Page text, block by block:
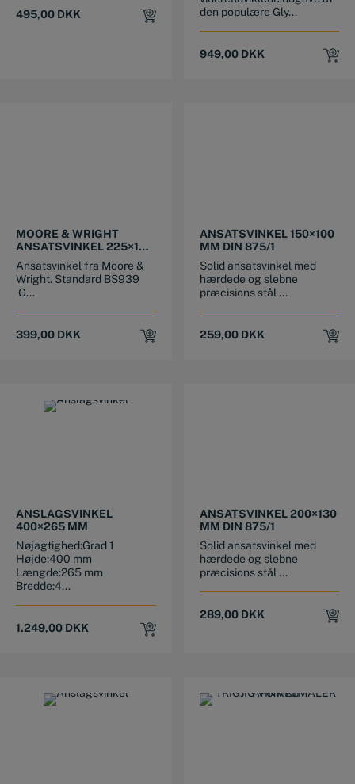
495,00 DKK
den populære Gly...
949,00 DKK
MOORE & WRIGHT
ANSATSVINKEL 225×108
MM
Ansatsvinkel fra Moore &
Wright. Standard BS939
G...
399,00 DKK
ANSATSVINKEL 150×100
MM DIN 875/1
Solid ansatsvinkel med
hærdede og slebne
præcisions stål ...
259,00 DKK
ANSLAGSVINKEL
400×265 MM
Nøjagtighed:Grad 1
Højde:400 mm
Længde:265 mm
Bredde:4...
1.249,00 DKK
ANSATSVINKEL 200×130
MM DIN 875/1
Solid ansatsvinkel med
hærdede og slebne
præcisions stål ...
289,00 DKK